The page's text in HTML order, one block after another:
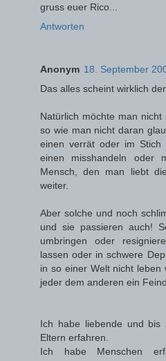
gruss euer Rico...
Antworten
Anonym 18. September
Das alles scheint wirklich
Natürlich möchte man
so wie man nicht daran
einen verrät oder im Stich
einen misshandeln oder
Mensch, den man liebt
weiter.
Aber solche und noch
und sie passieren auch!
umbringen oder
lassen oder in schwere
in so einer Welt nicht
jeder dem anderen ein
Ich habe liebende und bis
Eltern erfahren.
Ich habe Menschen